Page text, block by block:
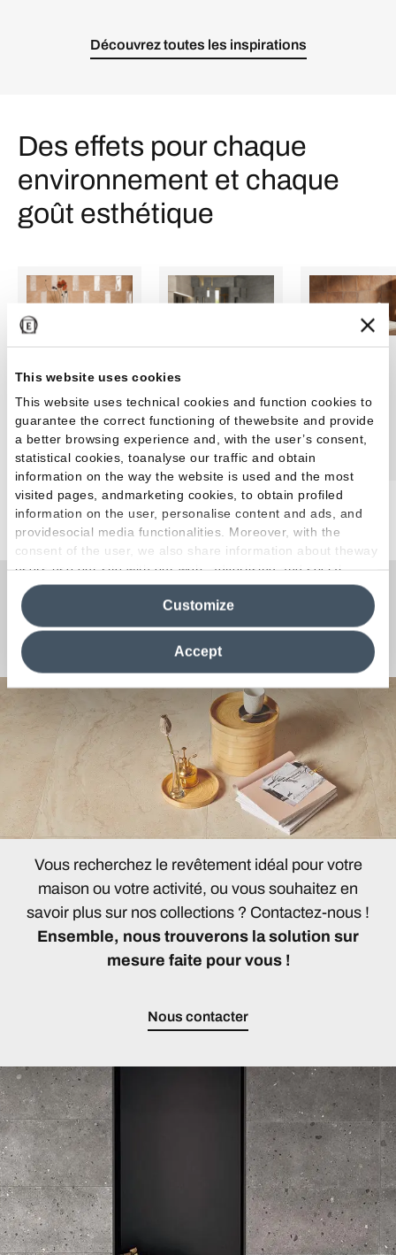
This website uses cookies
This website uses technical cookies and function cookies to
guarantee the correct functioning of thewebsite and provide
a better browsing experience and, with the user’s consent,
statistical cookies, toanalyse our traffic and obtain
information on the way the website is used and the most
visited pages, andmarketing cookies, to obtain profiled
information on the user, personalise content and ads, and
providesocial media functionalities. Moreover, with the
consent of the user, we also share information about theway
users use our site with our web, advertising and social
media analytics partners, who may combine itwith other
information in their possession. By closing this banner,
clicking on "Reject", it will be possible tocontinue browsing
the site after installing only technical cookies. For more
information see the
Cookie Policy
Accept
Customize
Découvrez toutes les inspirations
Des effets pour chaque
environnement et chaque
goût esthétique
Une question ou une
Curiosité ?
Vous recherchez le revêtement idéal pour votre
maison ou votre activité, ou vous souhaitez en
savoir plus sur nos collections ? Contactez-nous !
Ensemble, nous trouverons la solution sur
mesure faite pour vous !
Nous contacter